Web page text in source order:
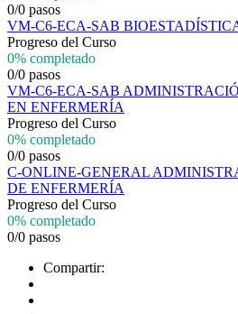
0/0 pasos
VM-C6-ECA-SAB
Progreso del Curso
0% completado
0/0 pasos
VM-C6-ECA-SAB
EN ENFERMERÍA
Progreso del Curso
0% completado
0/0 pasos
C-ONLINE-GENERAL
DE ENFERMERÍA
Progreso del Curso
0% completado
0/0 pasos
Compartir: